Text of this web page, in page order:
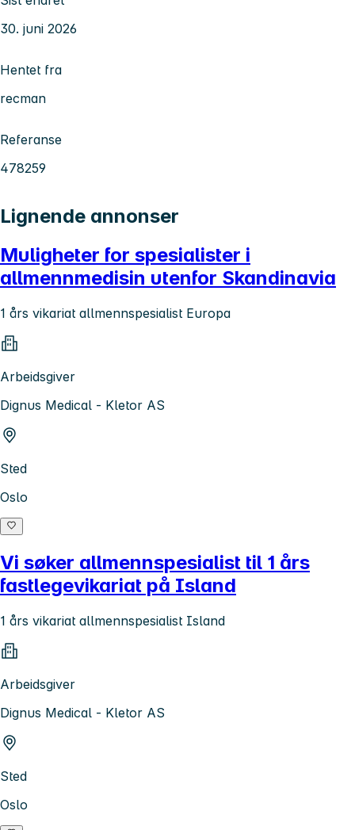
30. juni 2026
Hentet fra
recman
Referanse
478259
Lignende annonser
Muligheter for spesialister i
allmennmedisin utenfor Skandinavia
1 års vikariat allmennspesialist Europa
Arbeidsgiver
Dignus Medical - Kletor AS
Sted
Oslo
Vi søker allmennspesialist til 1 års
fastlegevikariat på Island
1 års vikariat allmennspesialist Island
Arbeidsgiver
Dignus Medical - Kletor AS
Sted
Oslo